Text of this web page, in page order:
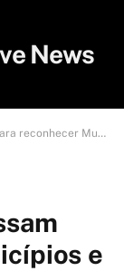
Municípios e Freguesias
e